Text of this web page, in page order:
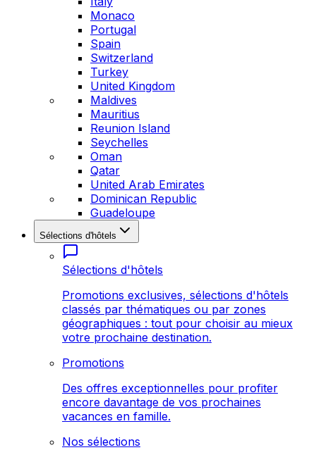
Monaco
Portugal
Spain
Switzerland
Turkey
United Kingdom
Maldives
Mauritius
Reunion Island
Seychelles
Oman
Qatar
United Arab Emirates
Dominican Republic
Guadeloupe
Sélections d'hôtels
Sélections d'hôtels
Promotions exclusives, sélections d'hôtels
classés par thématiques ou par zones
géographiques : tout pour choisir au mieux
votre prochaine destination.
Promotions
Des offres exceptionnelles pour profiter
encore davantage de vos prochaines
vacances en famille.
Nos sélections